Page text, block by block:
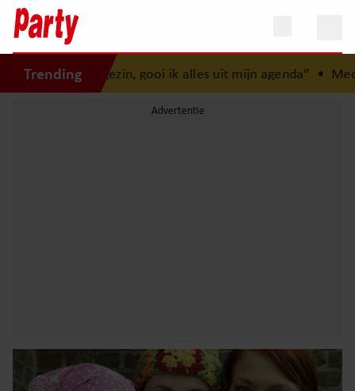
Trending
gezin, gooi ik alles uit mijn agenda”•Media kritisch